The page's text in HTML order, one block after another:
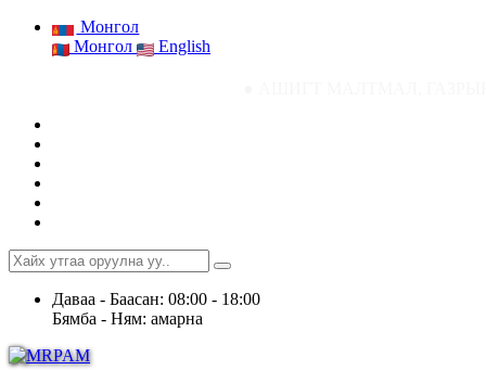
Монгол
Монгол
English
Даваа - Баасан: 08:00 - 18:00
Бямба - Ням: амарна